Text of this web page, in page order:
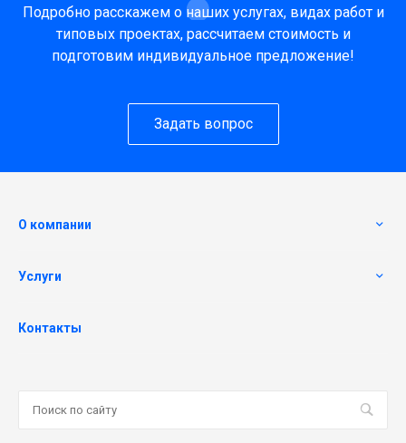
Подробно расскажем о наших услугах, видах работ и
типовых проектах, рассчитаем стоимость и
подготовим индивидуальное предложение!
Задать вопрос
О компании
Услуги
Контакты